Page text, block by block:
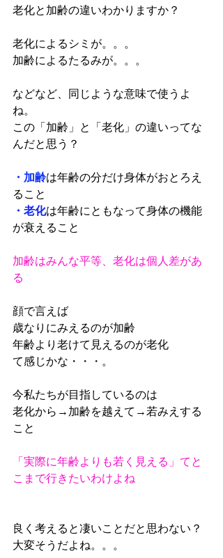
老化と加齢の違いわかりますか？
老化によるシミが。。。
加齢によるたるみが。。。
などなど、同じような意味で使うよ
ね。
この「加齢」と「老化」の違いってな
んだと思う？
・加齢は年齢の分だけ身体がおとろえ
ること
・老化は年齢にともなって身体の機能
が衰えること
加齢はみんな平等、老化は個人差があ
る
顔で言えば
歳なりにみえるのが加齢
年齢より老けて見えるのが老化
て感じかな・・・。
今私たちが目指しているのは
老化から→加齢を越えて→若みえする
こと
「実際に年齢よりも若く見える」てと
こまで行きたいわけよね
良く考えると凄いことだと思わない？
大変そうだよね。。。